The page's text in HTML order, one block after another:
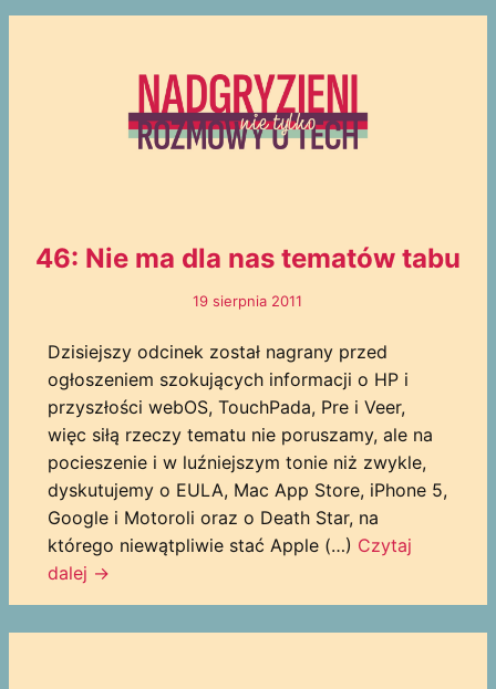
46: Nie ma dla nas tematów tabu
19 sierpnia 2011
Dzisiejszy odcinek został nagrany przed
ogłoszeniem szokujących informacji o HP i
przyszłości webOS, TouchPada, Pre i Veer,
więc siłą rzeczy tematu nie poruszamy, ale na
pocieszenie i w luźniejszym tonie niż zwykle,
dyskutujemy o EULA, Mac App Store, iPhone 5,
Google i Motoroli oraz o Death Star, na
którego niewątpliwie stać Apple (…) Czytaj
dalej →